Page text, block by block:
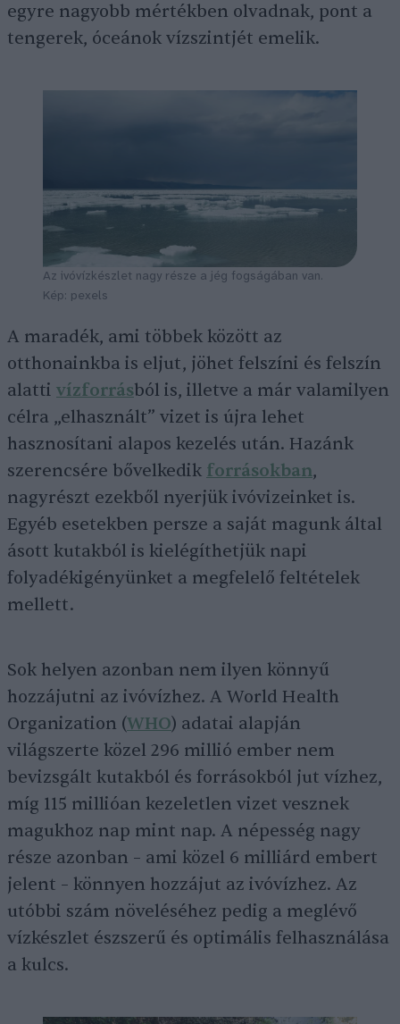
egyre nagyobb mértékben olvadnak, pont a
tengerek, óceánok vízszintjét emelik.
Az ivóvízkészlet nagy része a jég fogságában van.
Kép: pexels
A maradék, ami többek között az
otthonainkba is eljut, jöhet felszíni és felszín
alatti vízforrásból is, illetve a már valamilyen
célra „elhasznált” vizet is újra lehet
hasznosítani alapos kezelés után. Hazánk
szerencsére bővelkedik forrásokban,
nagyrészt ezekből nyerjük ivóvizeinket is.
Egyéb esetekben persze a saját magunk által
ásott kutakból is kielégíthetjük napi
folyadékigényünket a megfelelő feltételek
mellett.
Sok helyen azonban nem ilyen könnyű
hozzájutni az ivóvízhez. A World Health
Organization (WHO) adatai alapján
világszerte közel 296 millió ember nem
bevizsgált kutakból és forrásokból jut vízhez,
míg 115 millióan kezeletlen vizet vesznek
magukhoz nap mint nap. A népesség nagy
része azonban – ami közel 6 milliárd embert
jelent – könnyen hozzájut az ivóvízhez. Az
utóbbi szám növeléséhez pedig a meglévő
vízkészlet észszerű és optimális felhasználása
a kulcs.